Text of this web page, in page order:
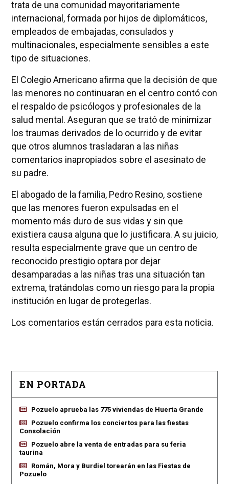
trata de una comunidad mayoritariamente
internacional, formada por hijos de diplomáticos,
empleados de embajadas, consulados y
multinacionales, especialmente sensibles a este
tipo de situaciones.
El Colegio Americano afirma que la decisión de que
las menores no continuaran en el centro contó con
el respaldo de psicólogos y profesionales de la
salud mental. Aseguran que se trató de minimizar
los traumas derivados de lo ocurrido y de evitar
que otros alumnos trasladaran a las niñas
comentarios inapropiados sobre el asesinato de
su padre.
El abogado de la familia, Pedro Resino, sostiene
que las menores fueron expulsadas en el
momento más duro de sus vidas y sin que
existiera causa alguna que lo justificara. A su juicio,
resulta especialmente grave que un centro de
reconocido prestigio optara por dejar
desamparadas a las niñas tras una situación tan
extrema, tratándolas como un riesgo para la propia
institución en lugar de protegerlas.
Los comentarios están cerrados para esta noticia.
EN PORTADA
Pozuelo aprueba las 775 viviendas de Huerta Grande
Pozuelo confirma los conciertos para las fiestas
Consolación
Pozuelo abre la venta de entradas para su feria
taurina
Román, Mora y Burdiel torearán en las Fiestas de
Pozuelo